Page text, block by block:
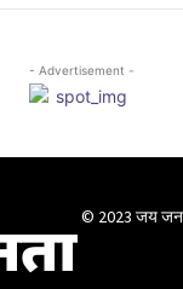
- Advertisement -
© 2023 जय